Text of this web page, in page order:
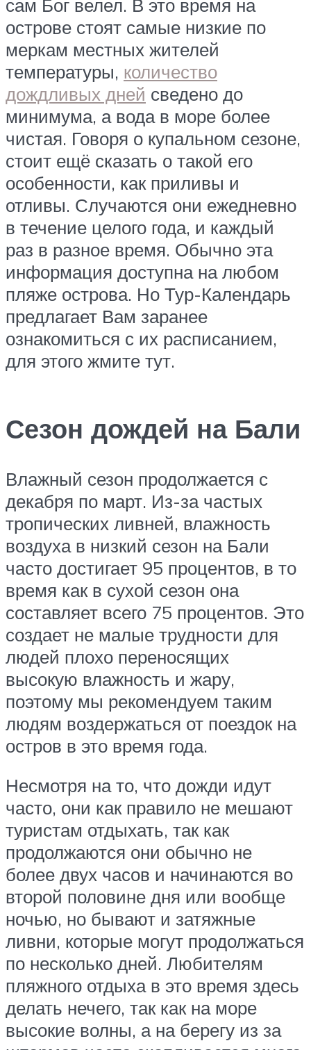
сам Бог велел. В это время на
острове стоят самые низкие по
меркам местных жителей
температуры, количество
дождливых дней сведено до
минимума, а вода в море более
чистая. Говоря о купальном сезоне,
стоит ещё сказать о такой его
особенности, как приливы и
отливы. Случаются они ежедневно
в течение целого года, и каждый
раз в разное время. Обычно эта
информация доступна на любом
пляже острова. Но Тур-Календарь
предлагает Вам заранее
ознакомиться с их расписанием,
для этого жмите тут.
Сезон дождей на Бали
Влажный сезон продолжается с
декабря по март. Из-за частых
тропических ливней, влажность
воздуха в низкий сезон на Бали
часто достигает 95 процентов, в то
время как в сухой сезон она
составляет всего 75 процентов. Это
создает не малые трудности для
людей плохо переносящих
высокую влажность и жару,
поэтому мы рекомендуем таким
людям воздержаться от поездок на
остров в это время года.
Несмотря на то, что дожди идут
часто, они как правило не мешают
туристам отдыхать, так как
продолжаются они обычно не
более двух часов и начинаются во
второй половине дня или вообще
ночью, но бывают и затяжные
ливни, которые могут продолжаться
по несколько дней. Любителям
пляжного отдыха в это время здесь
делать нечего, так как на море
высокие волны, а на берегу из за